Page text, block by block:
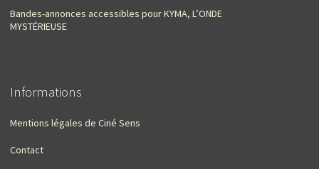
Bandes-annonces accessibles pour KYMA, L’ONDE
MYSTÉRIEUSE
Informations
Mentions légales de Ciné Sens
Contact